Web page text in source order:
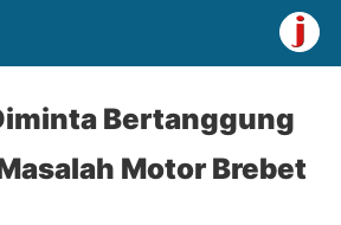
Bertanggung
Motor Brebet